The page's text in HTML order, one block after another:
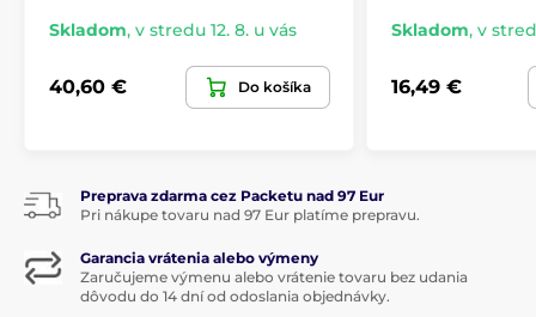
Skladom, v stredu 12. 8. u vás
40,60 € Do košíka
Skladom, v
16,49 €
Preprava zdarma cez Packetu nad 97 Eur
Pri nákupe tovaru nad 97 Eur platíme prepravu.
Garancia vrátenia alebo výmeny
Zaručujeme výmenu alebo vrátenie tovaru bez udania
dôvodu do 14 dní od odoslania objednávky.